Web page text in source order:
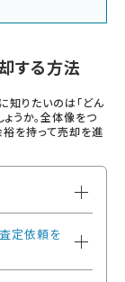
する方法
知りたいのは「どん
うか。全体像をつ
裕を持って売却を進
定依頼を